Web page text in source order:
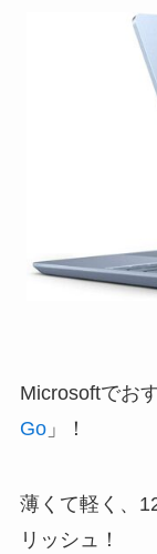
Microsoftでお
Go」！
薄くて軽く、
リッシュ！